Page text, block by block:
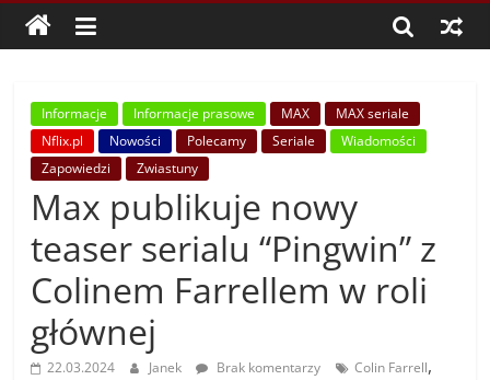
Informacje Informacje prasowe MAX
MAX seriale
Nflix.pl
Nowości Polecamy Seriale
Wiadomości
Zapowiedzi
Zwiastuny
Max publikuje nowy
teaser serialu “Pingwin” z
Colinem Farrellem w roli
głównej
22.03.2024 Janek Brak komentarzy Colin Farrell,